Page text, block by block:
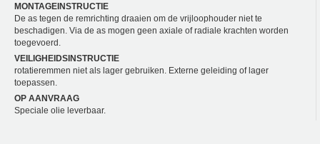
MONTAGEINSTRUCTIE
De as tegen de remrichting draaien om de vrijloophouder niet te
beschadigen. Via de as mogen geen axiale of radiale krachten worden
toegevoerd.
VEILIGHEIDSINSTRUCTIE
rotatieremmen niet als lager gebruiken. Externe geleiding of lager
toepassen.
OP AANVRAAG
Speciale olie leverbaar.